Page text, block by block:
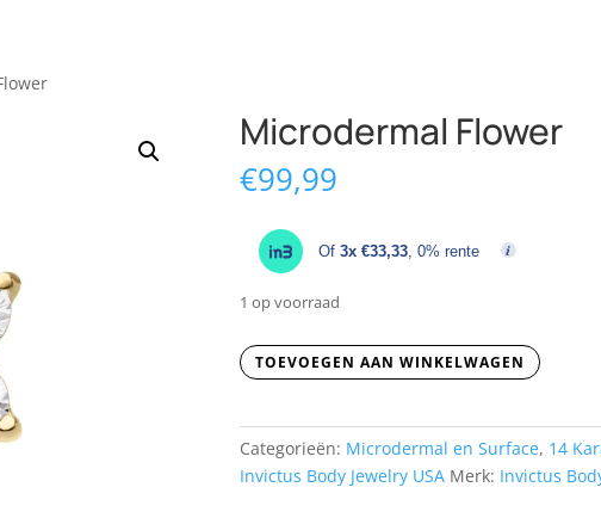
Microdermal Flower
€99,99
Of 3x €33,33, 0% rente
1 op voorraad
Microdermal
Flower
TOEVOEGEN AAN WINKELWAGEN
Categorieën: Microdermal en Surface, 14
Invictus Body Jewelry USA Merk: Invictus